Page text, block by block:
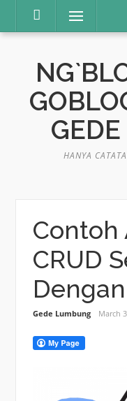
content
Menu
HANYA
Contoh
CRUD
Gede Lumbung March